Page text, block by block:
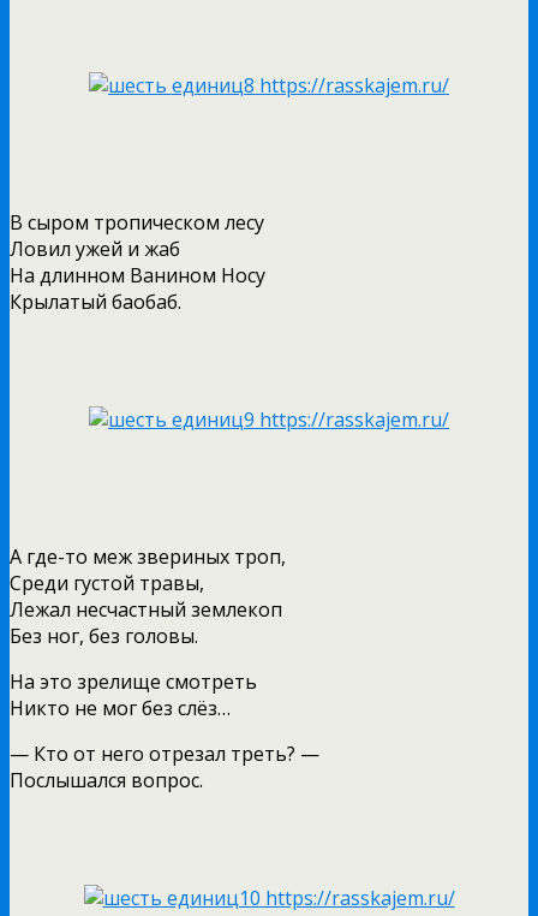
В сыром тропическом лесу
Ловил ужей и жаб
На длинном Ванином Носу
Крылатый баобаб.
А где-то меж звериных троп,
Среди густой травы,
Лежал несчастный землекоп
Без ног, без головы.
На это зрелище смотреть
Никто не мог без слёз…
— Кто от него отрезал треть? —
Послышался вопрос.